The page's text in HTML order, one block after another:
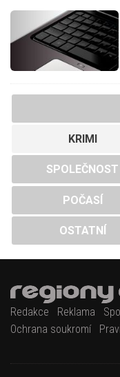
KRIMI
SPOLEČNOST
POČASÍ
OSTATNÍ
Redakce Reklama
Ochrana soukromí